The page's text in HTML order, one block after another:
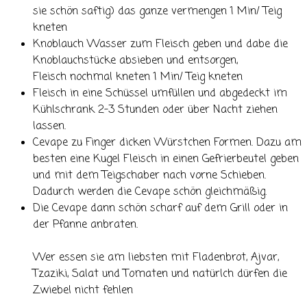
sie schön saftig) das ganze vermengen 1 Min/ Teig
kneten
Knoblauch Wasser zum Fleisch geben und dabe die
Knoblauchstücke absieben und entsorgen,
Fleisch nochmal kneten 1 Min/ Teig kneten
Fleisch in eine Schüssel umfüllen und abgedeckt im
Kühlschrank 2-3 Stunden oder über Nacht ziehen
lassen.
Cevape zu Finger dicken Würstchen Formen. Dazu am
besten eine Kugel Fleisch in einen Gefrierbeutel geben
und mit dem Teigschaber nach vorne Schieben.
Dadurch werden die Cevape schön gleichmäßig.
Die Cevape dann schön scharf auf dem Grill oder in
der Pfanne anbraten.
Wer essen sie am liebsten mit Fladenbrot, Ajvar,
Tzaziki, Salat und Tomaten und natürlch dürfen die
Zwiebel nicht fehlen